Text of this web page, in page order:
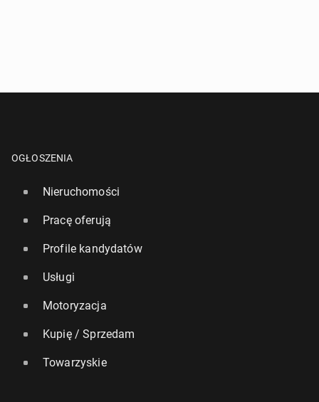
OGŁOSZENIA
Nieruchomości
Pracę oferują
Profile kandydatów
Usługi
Motoryzacja
Kupię / Sprzedam
Towarzyskie